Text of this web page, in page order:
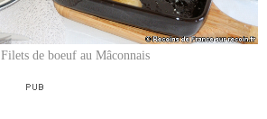
Filets de boeuf au Mâconnais